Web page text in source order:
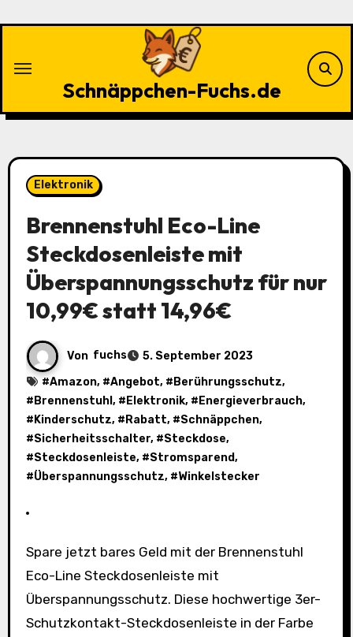
Schnäppchen-Fuchs.de
Elektronik
Brennenstuhl Eco-Line
Steckdosenleiste mit
Überspannungsschutz für nur
10,99€ statt 14,96€
Von fuchs
5. September 2023
#Amazon, #Angebot, # Berührungsschutz,
# Brennenstuhl , # Elektronik, # Energieverbrauch,
# Kinderschutz, # Rabatt, #Schnäppchen,
#Sicherheitsschalter, #Steckdose,
#Steckdosenleiste, #Stromsparend,
#Überspannungsschutz, #Winkelstecker
Spare jetzt bares Geld mit der Brennenstuhl
Eco-Line Steckdosenleiste mit
Überspannungsschutz. Diese hochwertige 3er-
Schutzkontakt-Steckdosenleiste in der Farbe